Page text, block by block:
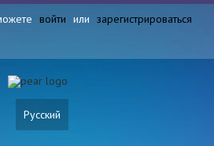
войти или зарегистрироваться
Русский